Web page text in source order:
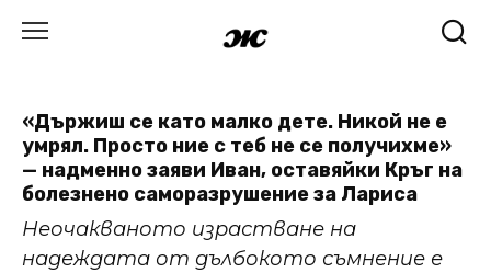
«Държиш се като малко дете. Никой не е
умрял. Просто ние с теб не се получихме»
— надменно заяви Иван, оставяйки Кръг на
болезнено саморазрушение за Лариса
Неочакваното израстване на
надеждата от дълбокото съмнение е